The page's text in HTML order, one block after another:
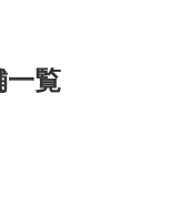
一覧